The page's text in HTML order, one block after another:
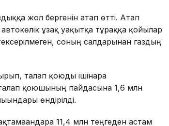
жол бергенін атап өтті. Атап
ұзақ уақытқа тұраққа қойылар
соның салдарынан газдың
талап қоюды ішінара
қоюшының пайдасына 1,6 млн
өндірілді.
11,4 млн теңгеден астам